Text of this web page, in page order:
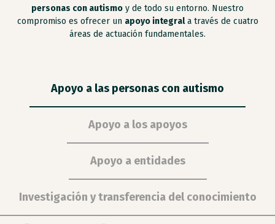
personas con autismo y de todo su entorno. Nuestro
compromiso es ofrecer un apoyo integrala través de cuatro
áreas de actuación fundamentales.
Apoyo a las personas con autismo
Apoyo a los apoyos
Apoyo a entidades
Investigación y transferencia del conocimiento